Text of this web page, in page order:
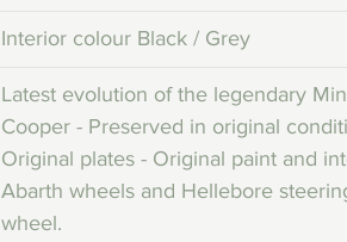
Interior colour Black / Grey
Latest evolution of the legendary
Cooper - Preserved in original
Original plates - Original paint and
Abarth wheels and Hellebore
wheel.